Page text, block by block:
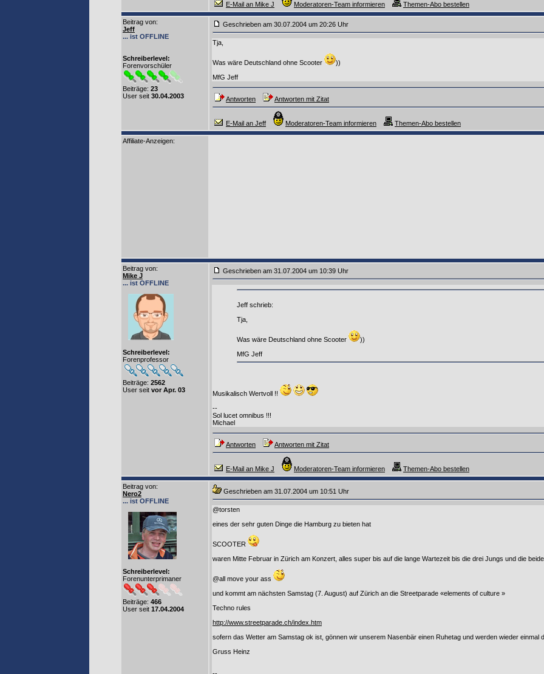
E-Mail an Mike J Moderatoren-Team informieren Themen-Abo bestellen
Beitrag von:
Jeff
... ist OFFLINE
Schreiberlevel:
Forenvorschüler
Beiträge: 23
User seit 30.04.2003
Geschrieben am 30.07.2004 um 20:26 Uhr
Tja,
Was wäre Deutschland ohne Scooter
))
MfG Jeff
Antworten Antworten mit Zitat
E-Mail an Jeff Moderatoren-Team informieren Themen-Abo bestellen
Affiliate-Anzeigen:
Beitrag von:
Mike J
... ist OFFLINE
Schreiberlevel:
Forenprofessor
Beiträge: 2562
User seit vor Apr. 03
Geschrieben am 31.07.2004 um 10:39 Uhr
Jeff schrieb:
Tja,
Was wäre Deutschland ohne Scooter
))
MfG Jeff
Musikalisch Wertvoll !!
--
Sol lucet omnibus !!!
Michael
Antworten Antworten mit Zitat
E-Mail an Mike J Moderatoren-Team informieren Themen-Abo bestellen
Beitrag von:
Nero2
... ist OFFLINE
Schreiberlevel:
Forenunterprimaner
Beiträge: 466
User seit 17.04.2004
Geschrieben am 31.07.2004 um 10:51 Uhr
@torsten
eines der sehr guten Dinge die Hamburg zu bieten hat
SCOOTER
waren Mitte Februar in Zürich am Konzert, alles super bis auf die lange Wartezeit bis die drei Jungs und die
@all move your ass
und kommt am nächsten Samstag (7. August) auf Zürich an die Streetparade «elements of culture »
Techno rules
http://www.streetparade.ch/index.htm
sofern das Wetter am Samstag ok ist, gönnen wir unserem Nasenbär einen Ruhetag und werden wieder einmal
Gruss Heinz